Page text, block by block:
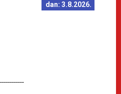
dan: 3.8.2026.